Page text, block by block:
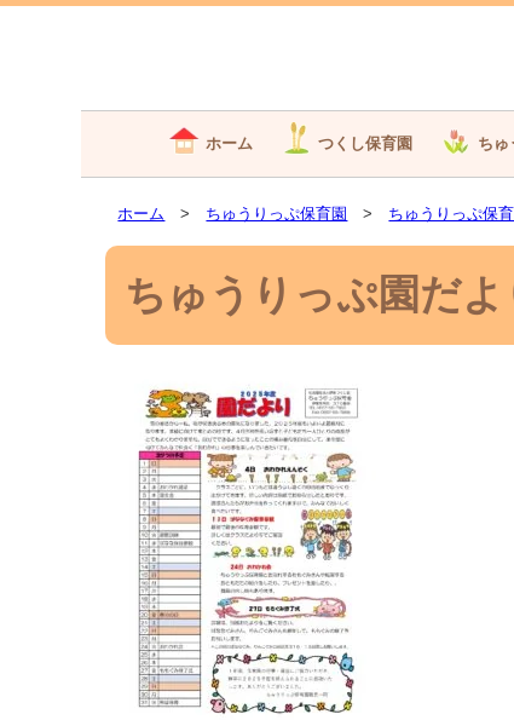
ホーム つくし保育園 ちゅ
ホーム > ちゅうりっぷ保育園 > ちゅうりっぷ保
ちゅうりっぷ園だ